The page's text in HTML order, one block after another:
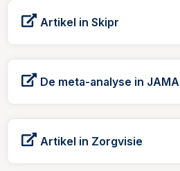
Artikel in Skipr
De meta-analyse in JAMA
Artikel in Zorgvisie